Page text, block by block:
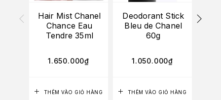
THÊM VÀO GIỎ HÀNG
Hair Mist Chanel
Chance Eau
Tendre 35ml
1.650.000₫
THÊM VÀO GIỎ HÀNG
Deodorant Stick
Bleu de Chanel
60g
1.050.000₫